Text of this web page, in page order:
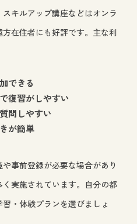
キルアップ講座などはオンラ
在住者にも好評です。主な利
できる
復習がしやすい
問しやすい
が簡単
事前登録が必要な場合があり
実施されています。自分の都
・体験プランを選びましょ